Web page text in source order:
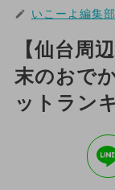
いこーよ編集部
【仙台周
末のおで
ットラン